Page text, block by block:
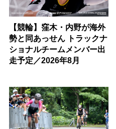
【競輪】窪木・内野が海外
勢と同あっせん トラックナ
ショナルチームメンバー出
走予定／2026年8月